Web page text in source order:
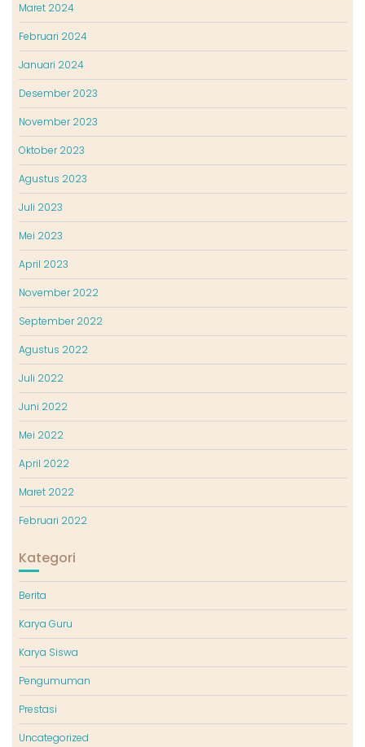
Maret 2024
Februari 2024
Januari 2024
Desember 2023
November 2023
Oktober 2023
Agustus 2023
Juli 2023
Mei 2023
April 2023
November 2022
September 2022
Agustus 2022
Juli 2022
Juni 2022
Mei 2022
April 2022
Maret 2022
Februari 2022
Kategori
Berita
Karya Guru
Karya Siswa
Pengumuman
Prestasi
Uncategorized